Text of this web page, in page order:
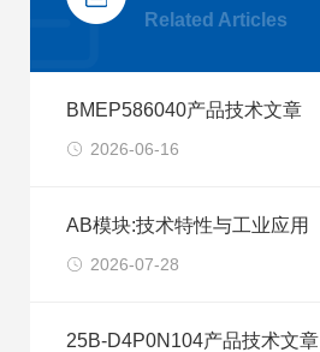
Related Articles
BMEP586040产品技术文章
2026-06-16
AB模块:技术特性与工业应用
2026-07-28
25B-D4P0N104产品技术文章